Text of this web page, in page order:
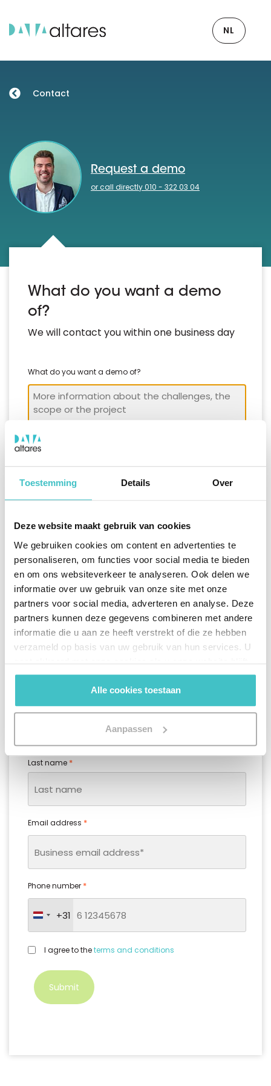
Toestemming Details Over
Deze website maakt gebruik van cookies
We gebruiken cookies om content en advertenties te
personaliseren, om functies voor social media te bieden
en om ons websiteverkeer te analyseren. Ook delen we
informatie over uw gebruik van onze site met onze
partners voor social media, adverteren en analyse. Deze
partners kunnen deze gegevens combineren met andere
informatie die u aan ze heeft verstrekt of die ze hebben
verzameld op basis van uw gebruik van hun services. U
gaat akkoord met onze cookies als u onze website blijft
gebruiken.
Alle cookies toestaan
Aanpassen
NL
Contact
Request a demo
or call directly 010 - 322 03 04
What do you want a demo
of?
We will contact you within one business day
What do you want a demo of?
*
Pick a time
Your company name* (search and select from the list)
Mr. Mrs.
Last name *
Email address *
Phone number *
Netherlands +31
+31
GDPRI agree to theterms and conditions